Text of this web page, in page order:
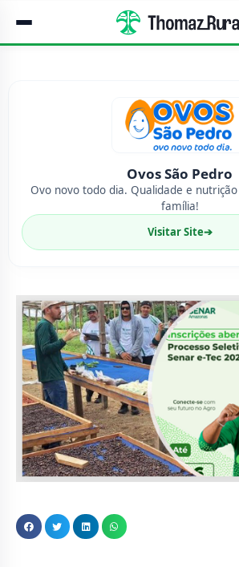
Ovos São Pedro
Ovo novo todo dia. Qualidade e
família!
Visitar Site➔